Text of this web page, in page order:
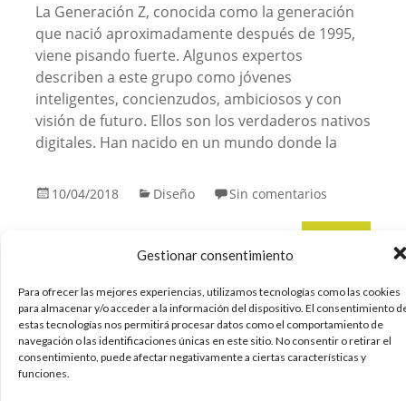
Gestionar consentimiento
Para ofrecer las mejores experiencias, utilizamos tecnologías como las cookies
para almacenar y/o acceder a la información del dispositivo. El consentimiento
estas tecnologías nos permitirá procesar datos como el comportamiento de
navegación o las identificaciones únicas en este sitio. No consentir o retirar el
consentimiento, puede afectar negativamente a ciertas características y
funciones.
La Generación Z, conocida como la generación
que nació aproximadamente después de 1995,
viene pisando fuerte. Algunos expertos
describen a este grupo como jóvenes
inteligentes, concienzudos, ambiciosos y con
visión de futuro. Ellos son los verdaderos nativos
digitales. Han nacido en un mundo donde la
10/04/2018 Diseño Sin comentarios
Leer más
No apto para no
emprendedores: Parte II